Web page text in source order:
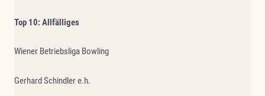
Top 10: Allfälliges
Wiener Betriebsliga Bowling
Gerhard Schindler e.h.